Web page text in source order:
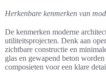
Herkenbare kenmerken van
De kenmerken moderne
utiliteitsprojecten. Denk aan
zichtbare constructie en
glas en gewapend beton
composieten voor een klare